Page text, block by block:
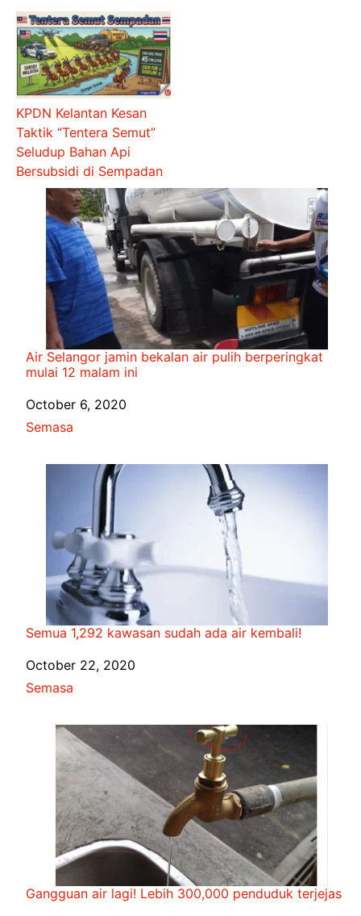
KPDN Kelantan Kesan
Taktik “Tentera Semut”
Seludup Bahan Api
Bersubsidi di Sempadan
Air Selangor jamin bekalan air pulih berperingkat
mulai 12 malam ini
Date
October 6, 2020
In relation to
Semasa
Semua 1,292 kawasan sudah ada air kembali!
Date
October 22, 2020
In relation to
Semasa
Gangguan air lagi! Lebih 300,000 penduduk terjejas